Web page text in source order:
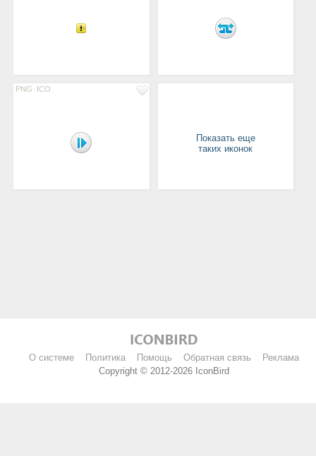
PNG ICO
Показать еще
таких иконок
О системе Политика Помощь Обратная связь
Реклама
Copyright © 2012-2026 IconBird